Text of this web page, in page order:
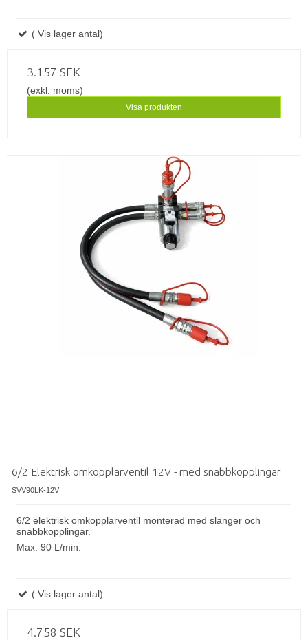
( Vis lager antal)
3.157 SEK
(exkl. moms)
Visa produkten
6/2 Elektrisk omkopplarventil 12V - med snabbkopplingar
SVV90LK-12V
6/2 elektrisk omkopplarventil monterad med slanger och
snabbkopplingar.
Max. 90 L/min.
( Vis lager antal)
4.758 SEK